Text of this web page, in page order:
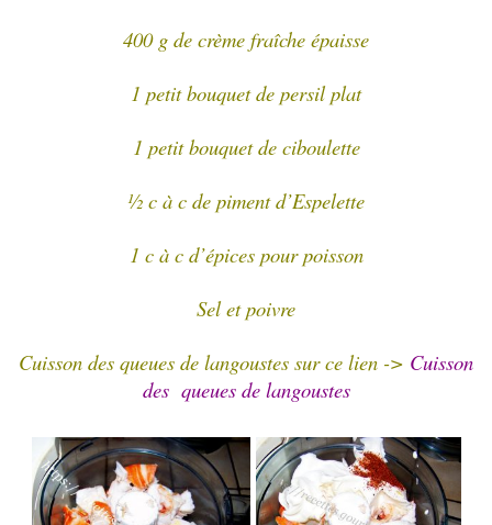
400 g de crème fraîche épaisse
1 petit bouquet de persil plat
1 petit bouquet de ciboulette
½ c à c de piment d’Espelette
1 c à c d’épices pour poisson
Sel et poivre
Cuisson des queues de langoustes sur ce lien -> Cuisson
des queues de langoustes